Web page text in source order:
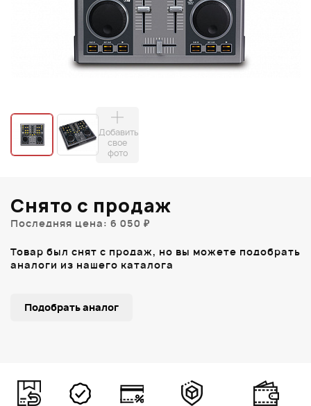
Добавить
свое
фото
Снято с продаж
Последняя цена: 6 050 ₽
Товар был снят с продаж, но вы можете подобрать
аналоги из нашего каталога
Подобрать аналог